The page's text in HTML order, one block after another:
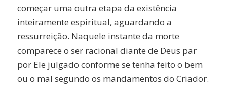
começar uma outra etapa da existência
inteiramente espiritual, aguardando a
ressurreição. Naquele instante da morte
comparece o ser racional diante de Deus par
por Ele julgado conforme se tenha feito o bem
ou o mal segundo os mandamentos do Criador.